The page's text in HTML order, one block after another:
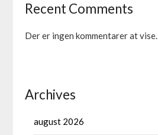
Recent Comments
Der er ingen kommentarer at vise.
Archives
august 2026